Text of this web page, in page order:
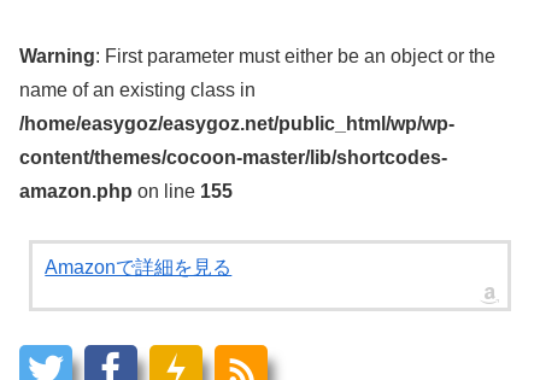
Warning: First parameter must either be an object or the
name of an existing class in
/home/easygoz/easygoz.net/public_html/wp/wp-
content/themes/cocoon-master/lib/shortcodes-
amazon.php on line 155
Amazonで詳細を見る